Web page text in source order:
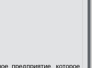
предприятие, которое